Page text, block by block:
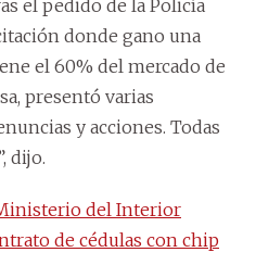
el pedido de la Policía
donde gano una
el 60% del mercado de
presentó varias
y acciones. Todas
dijo.
del Interior
de cédulas con chip